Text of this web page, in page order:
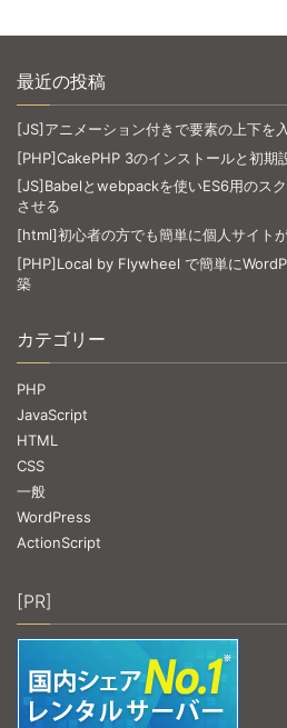
最近の投稿
[JS]アニメーション付きで要素の上下を
[PHP]CakePHP 3のインストールと初期
[JS]Babelとwebpackを使いES6用のス
させる
[html]初心者の方でも簡単に個人サイト
[PHP]Local by Flywheel で簡単に
築
カテゴリー
PHP
JavaScript
HTML
CSS
一般
WordPress
ActionScript
[PR]